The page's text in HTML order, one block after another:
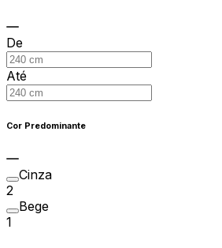
De
Até
Cor Predominante
Cinza
2
Bege
1